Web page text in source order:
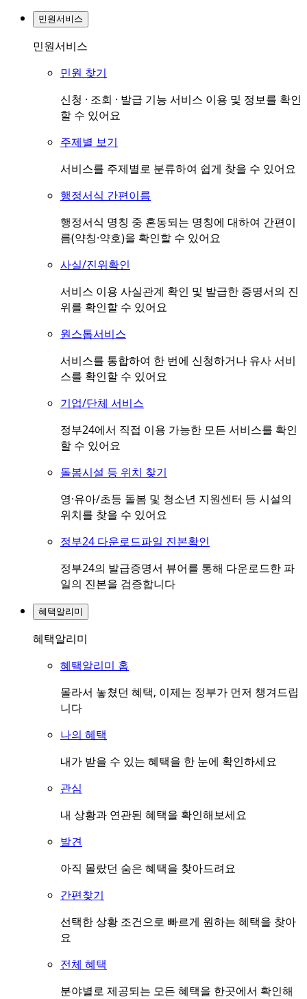
민원서비스
민원서비스
민원 찾기
신청 · 조회 · 발급 기능 서비스 이용 및 정보를 확인
할 수 있어요
주제별 보기
서비스를 주제별로 분류하여 쉽게 찾을 수 있어요
행정서식 간편이름
행정서식 명칭 중 혼동되는 명칭에 대하여 간편이
름(약칭·약호)을 확인할 수 있어요
사실/진위확인
서비스 이용 사실관계 확인 및 발급한 증명서의 진
위를 확인할 수 있어요
원스톱서비스
서비스를 통합하여 한 번에 신청하거나 유사 서비
스를 확인할 수 있어요
기업/단체 서비스
정부24에서 직접 이용 가능한 모든 서비스를 확인
할 수 있어요
돌봄시설 등 위치 찾기
영·유아/초등 돌봄 및 청소년 지원센터 등 시설의
위치를 찾을 수 있어요
정부24 다운로드파일 진본확인
정부24의 발급증명서 뷰어를 통해 다운로드한 파
일의 진본을 검증합니다
혜택알리미
혜택알리미
혜택알리미 홈
몰라서 놓쳤던 혜택, 이제는 정부가 먼저 챙겨드립
니다
나의 혜택
내가 받을 수 있는 혜택을 한 눈에 확인하세요
관심
내 상황과 연관된 혜택을 확인해보세요
발견
아직 몰랐던 숨은 혜택을 찾아드려요
간편찾기
선택한 상황 조건으로 빠르게 원하는 혜택을 찾아
요
전체 혜택
분야별로 제공되는 모든 혜택을 한곳에서 확인해